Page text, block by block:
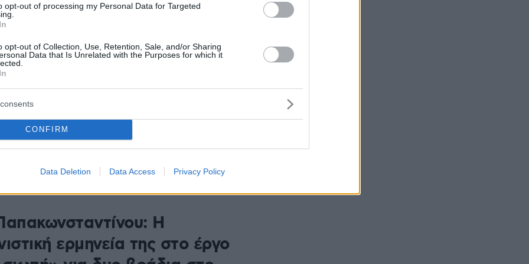
opt-out of processing my Personal Data for Targeted
opt-out of Collection, Use, Retention, Sale, and/or Sharing
Data that Is Unrelated with the Purposes for which it
CONFIRM
Data Deletion Data Access Privacy Policy
την ηθοποιό - Δείτε το βίντεο
Αλειφερόπουλος: Επιλέγω
έστω και για μέρος του
που έχει ανάγκη τη θέατρο
που πρωταγωνιστεί στην παράσταση του
«Η φάρμα των ζώων», μιλά στο protothema.gr
σύγχρονη εποχή
Η
ερμηνεία της στο έργο